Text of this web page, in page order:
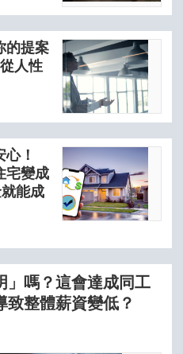
的提案
人性
！
宅變成
能成
」嗎？這會達成同工
致整體薪資變低？